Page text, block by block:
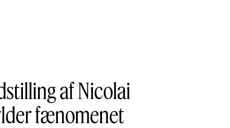
af Nicolai
fænomenet